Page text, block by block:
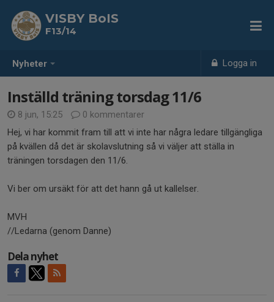
Nyheter Logga in
VISBY BoIS
F13/14
Inställd träning torsdag 11/6
8 jun, 15:25
0 kommentarer
Hej, vi har kommit fram till att vi inte har några ledare tillgängliga
på kvällen då det är skolavslutning så vi väljer att ställa in
träningen torsdagen den 11/6.
Vi ber om ursäkt för att det hann gå ut kallelser.
MVH
//Ledarna (genom Danne)
Dela nyhet